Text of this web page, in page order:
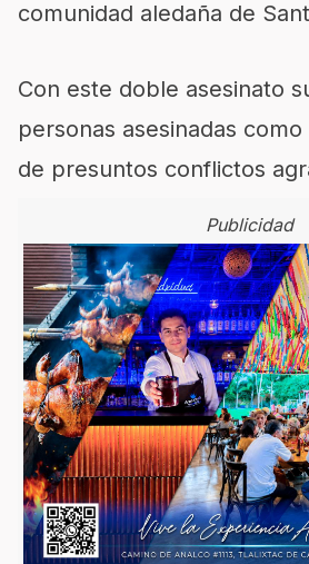
comunidad aledaña de
Con este doble asesinato
personas asesinadas
de presuntos conflictos
Publicidad